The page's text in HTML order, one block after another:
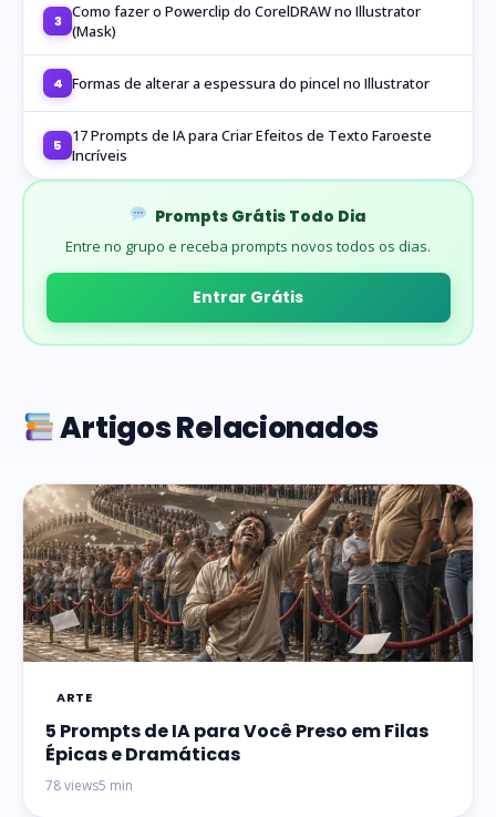
3 Como fazer o Powerclip do CorelDRAW no Illustrator
(Mask)
4 Formas de alterar a espessura do pincel no Illustrator
5
17 Prompts de IA para Criar Efeitos de Texto Faroeste
Incríveis
Prompts Grátis Todo Dia
Entre no grupo e receba prompts novos todos os dias.
Entrar Grátis
Artigos Relacionados
ARTE
5 Prompts de IA para Você Preso em Filas
Épicas e Dramáticas
78 views5 min